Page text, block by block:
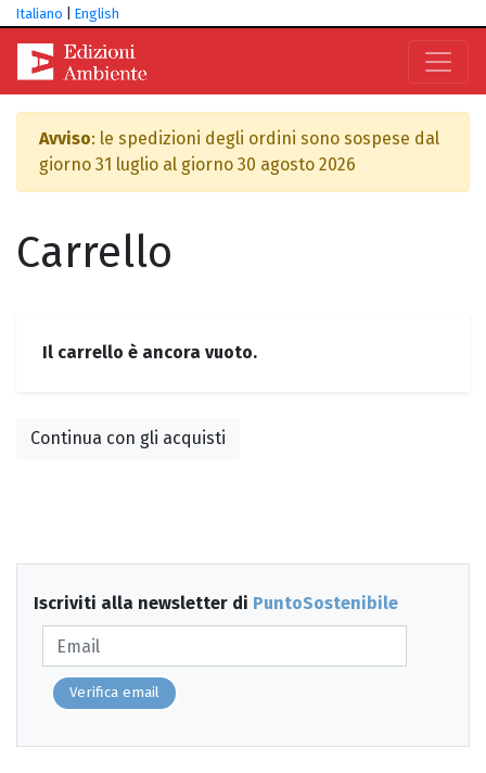
Italiano English
Avviso: le spedizioni degli ordini sono sospese dal
giorno 31 luglio al giorno 30 agosto 2026
Carrello
Il carrello è ancora vuoto.
Continua con gli acquisti
Iscriviti alla newsletter di PuntoSostenibile
Verifica email